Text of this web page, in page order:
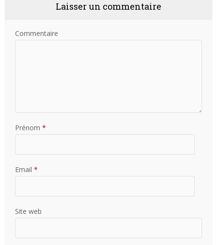
Laisser un commentaire
Commentaire
Prénom *
Email *
Site web